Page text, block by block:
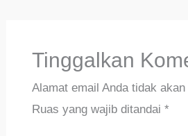
Tinggalkan
Alamat email Anda tidak
Ruas yang wajib ditandai *